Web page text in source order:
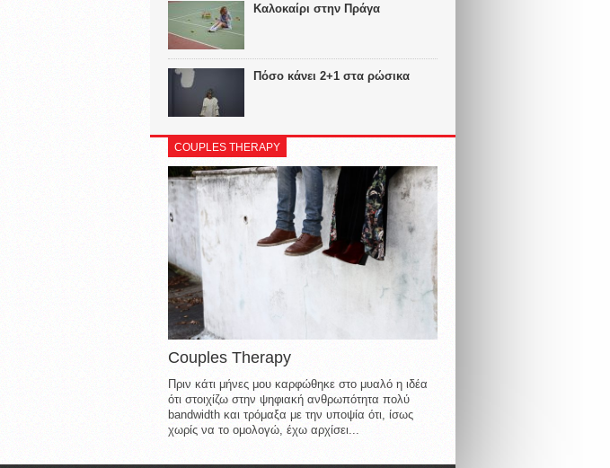
Καλοκαίρι στην Πράγα
Πόσο κάνει 2+1 στα ρώσικα
COUPLES THERAPY
Couples Therapy
Πριν κάτι μήνες μου καρφώθηκε στο μυαλό η ιδέα
ότι στοιχίζω στην ψηφιακή ανθρωπότητα πολύ
bandwidth και τρόμαξα με την υποψία ότι, ίσως
χωρίς να το ομολογώ, έχω αρχίσει...